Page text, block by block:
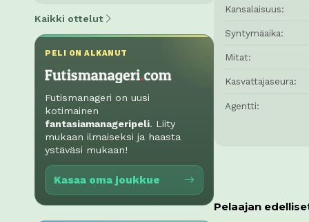
Kaikki ottelut
PELI ON ALKANUT
Futismanageri on uusi
kotimainen
fantasiamanageripeli. Liity
mukaan ilmaiseksi ja haasta
ystäväsi mukaan!
Kasaa oma joukkue
Kansalaisuus:
Syntymäaika:
Mitat:
Kasvattajaseura:
Agentti:
Pelaajan